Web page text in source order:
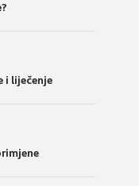
i liječenje